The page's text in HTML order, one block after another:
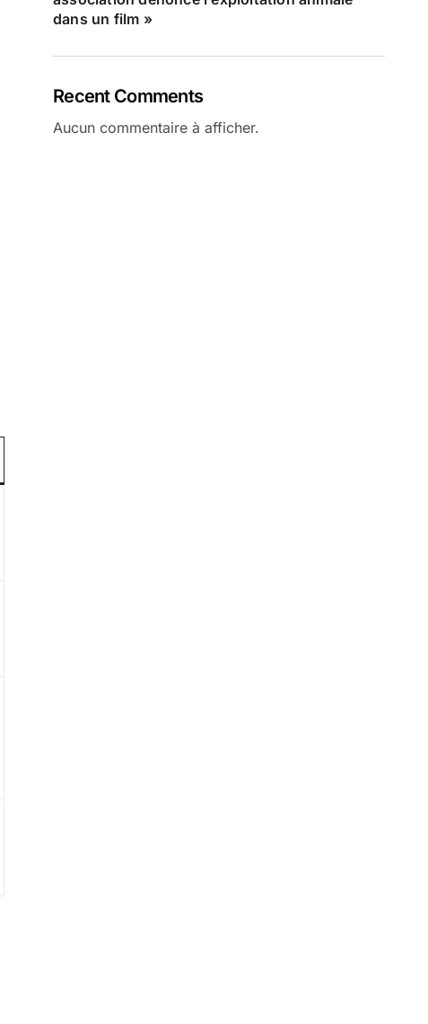
dans un film »
Recent Comments
Aucun commentaire à afficher.